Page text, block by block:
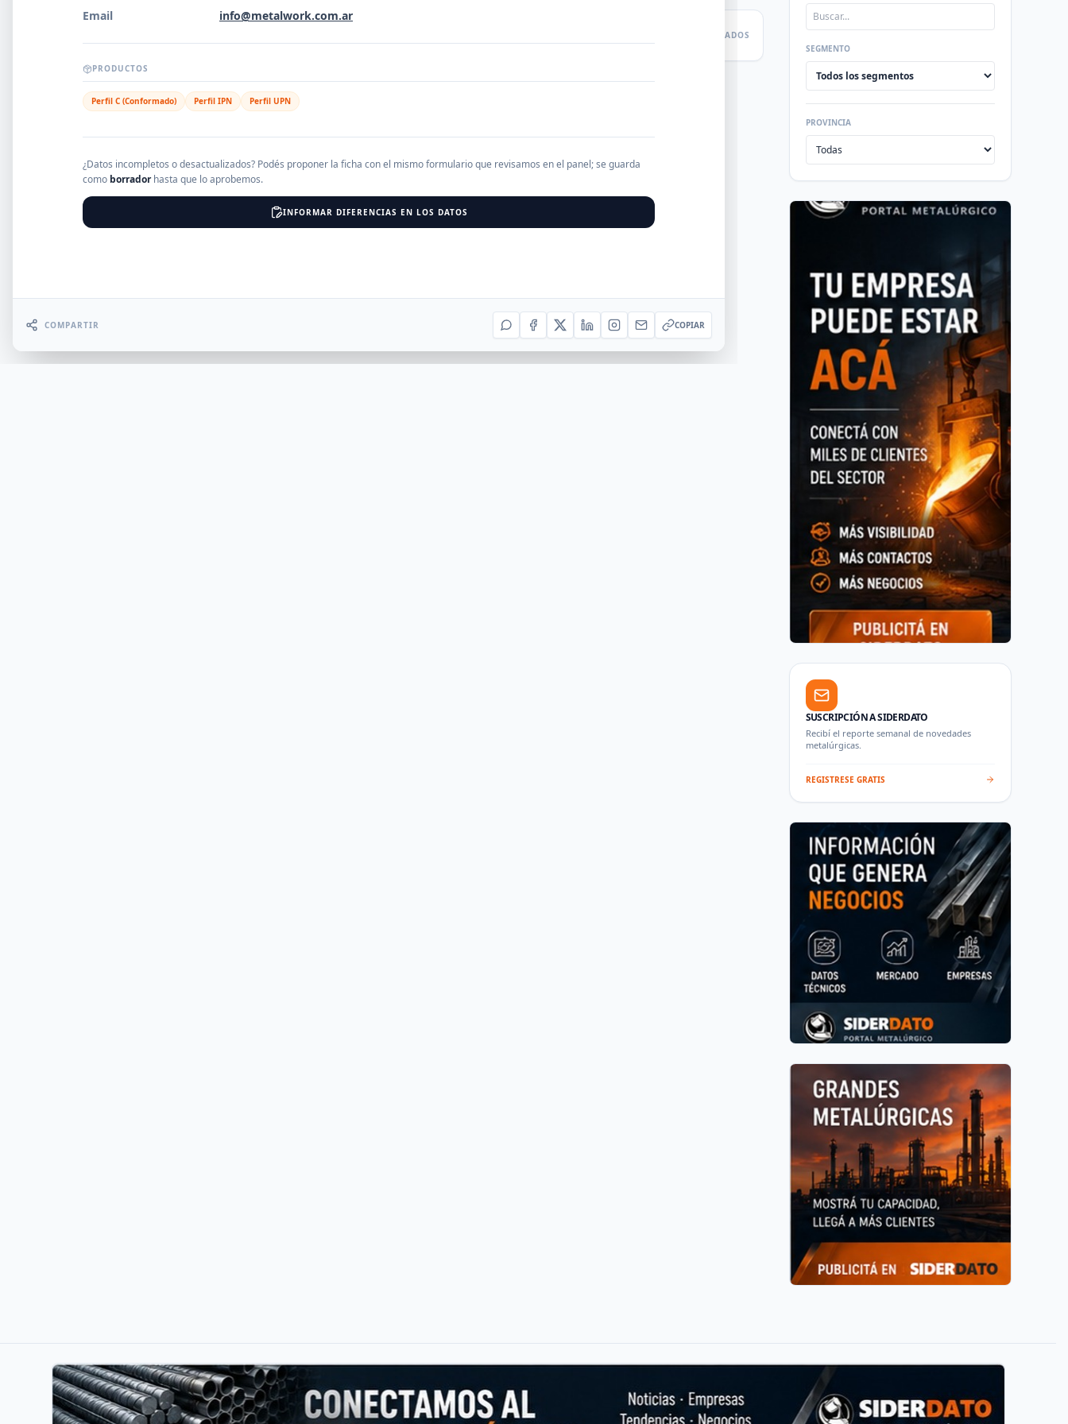
RESULTADOS
SEGMENTO
PROVINCIA
SUSCRIPCIÓN A SIDERDATO
Recibí el reporte semanal de novedades
metalúrgicas.
REGISTRESE GRATIS
Email
info@metalwork.com.ar
PRODUCTOS
Perfil C (Conformado) Perfil IPN Perfil UPN
¿Datos incompletos o desactualizados? Podés proponer la ficha con el mismo formulario que revisamos en el panel; se guarda
como borradorhasta que lo aprobemos.
INFORMAR DIFERENCIAS EN LOS DATOS
COMPARTIR COPIAR